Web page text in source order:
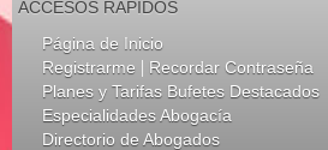
ACCESOS RÁPIDOS
Página de Inicio
Registrarme | Recordar Contraseña
Planes y Tarifas Bufetes Destacados
Especialidades Abogacía
Directorio de Abogados